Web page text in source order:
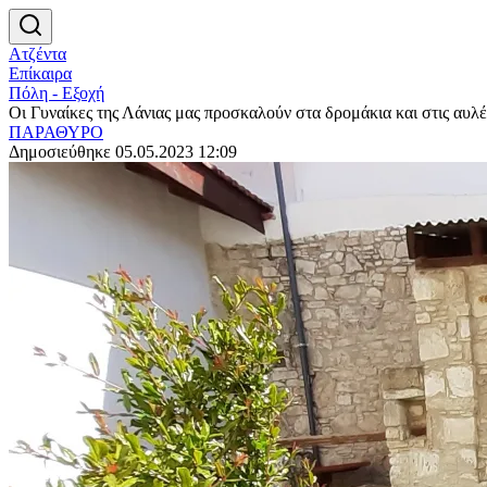
Ατζέντα
Επίκαιρα
Πόλη - Εξοχή
Oι Γυναίκες της Λάνιας μας προσκαλούν στα δρομάκια και στις
ΠΑΡΑΘΥΡΟ
Δημοσιεύθηκε 05.05.2023 12:09